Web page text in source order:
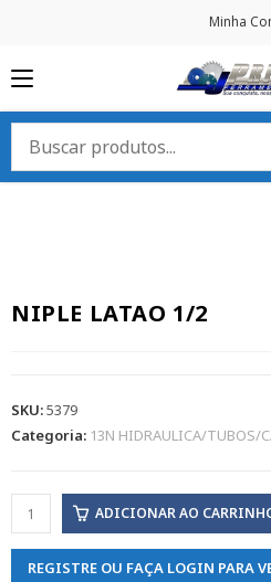
Minha
NIPLE LATAO 1/2
SKU:5379
Categoria: 13N HIDRAULICA/TUBOS/
ADICIONAR AO
REGISTRE OU FAÇA LOGIN PARA